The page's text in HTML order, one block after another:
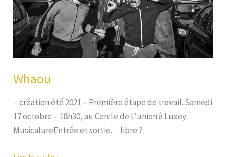
Whaou
– création été 2021 – Première étape de travail. Samedi
17 octobre – 18h30, au Cercle de L’union à Luxey
MusicalureEntrée et sortie… libre ?